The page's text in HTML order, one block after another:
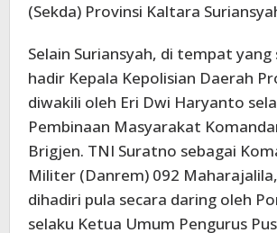
(Sekda) Provinsi Kaltara
Selain Suriansyah, di tempat yang
hadir Kepala Kepolisian Daerah
diwakili oleh Eri Dwi Haryanto
Pembinaan Masyarakat
Brigjen. TNI Suratno sebagai
Militer (Danrem) 092
dihadiri pula secara daring oleh
selaku Ketua Umum Pengurus